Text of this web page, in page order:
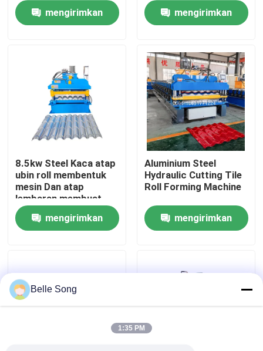
Rumah
Tentang kami
Tur Pabrik
Kontrol kualitas
Hubungi kami
Berita
kasus
Lembaran atap mesin roll forming
mengirimkan
mengirimkan
8.5kw Steel Kaca atap
ubin roll membentuk
mesin Dan atap
lembaran membuat
mesin
mengirimkan
Aluminium Steel
Hydraulic Cutting Tile
Roll Forming Machine
mengirimkan
Belle Song
1:35 PM